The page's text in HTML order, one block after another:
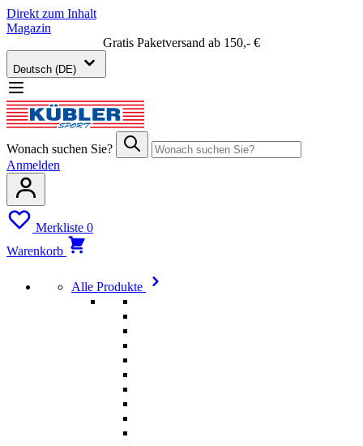
Direkt zum Inhalt
Magazin
Gratis Paketversand ab 150,- €
Deutsch (DE)
Wonach suchen Sie?
Anmelden
Merkliste 0
Warenkorb
Alle Produkte